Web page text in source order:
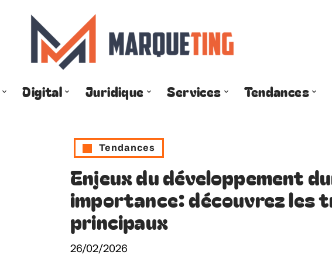
Digital Juridique Services Tendances
Tendances
Enjeux du développement
importance: découvrez les
principaux
26/02/2026